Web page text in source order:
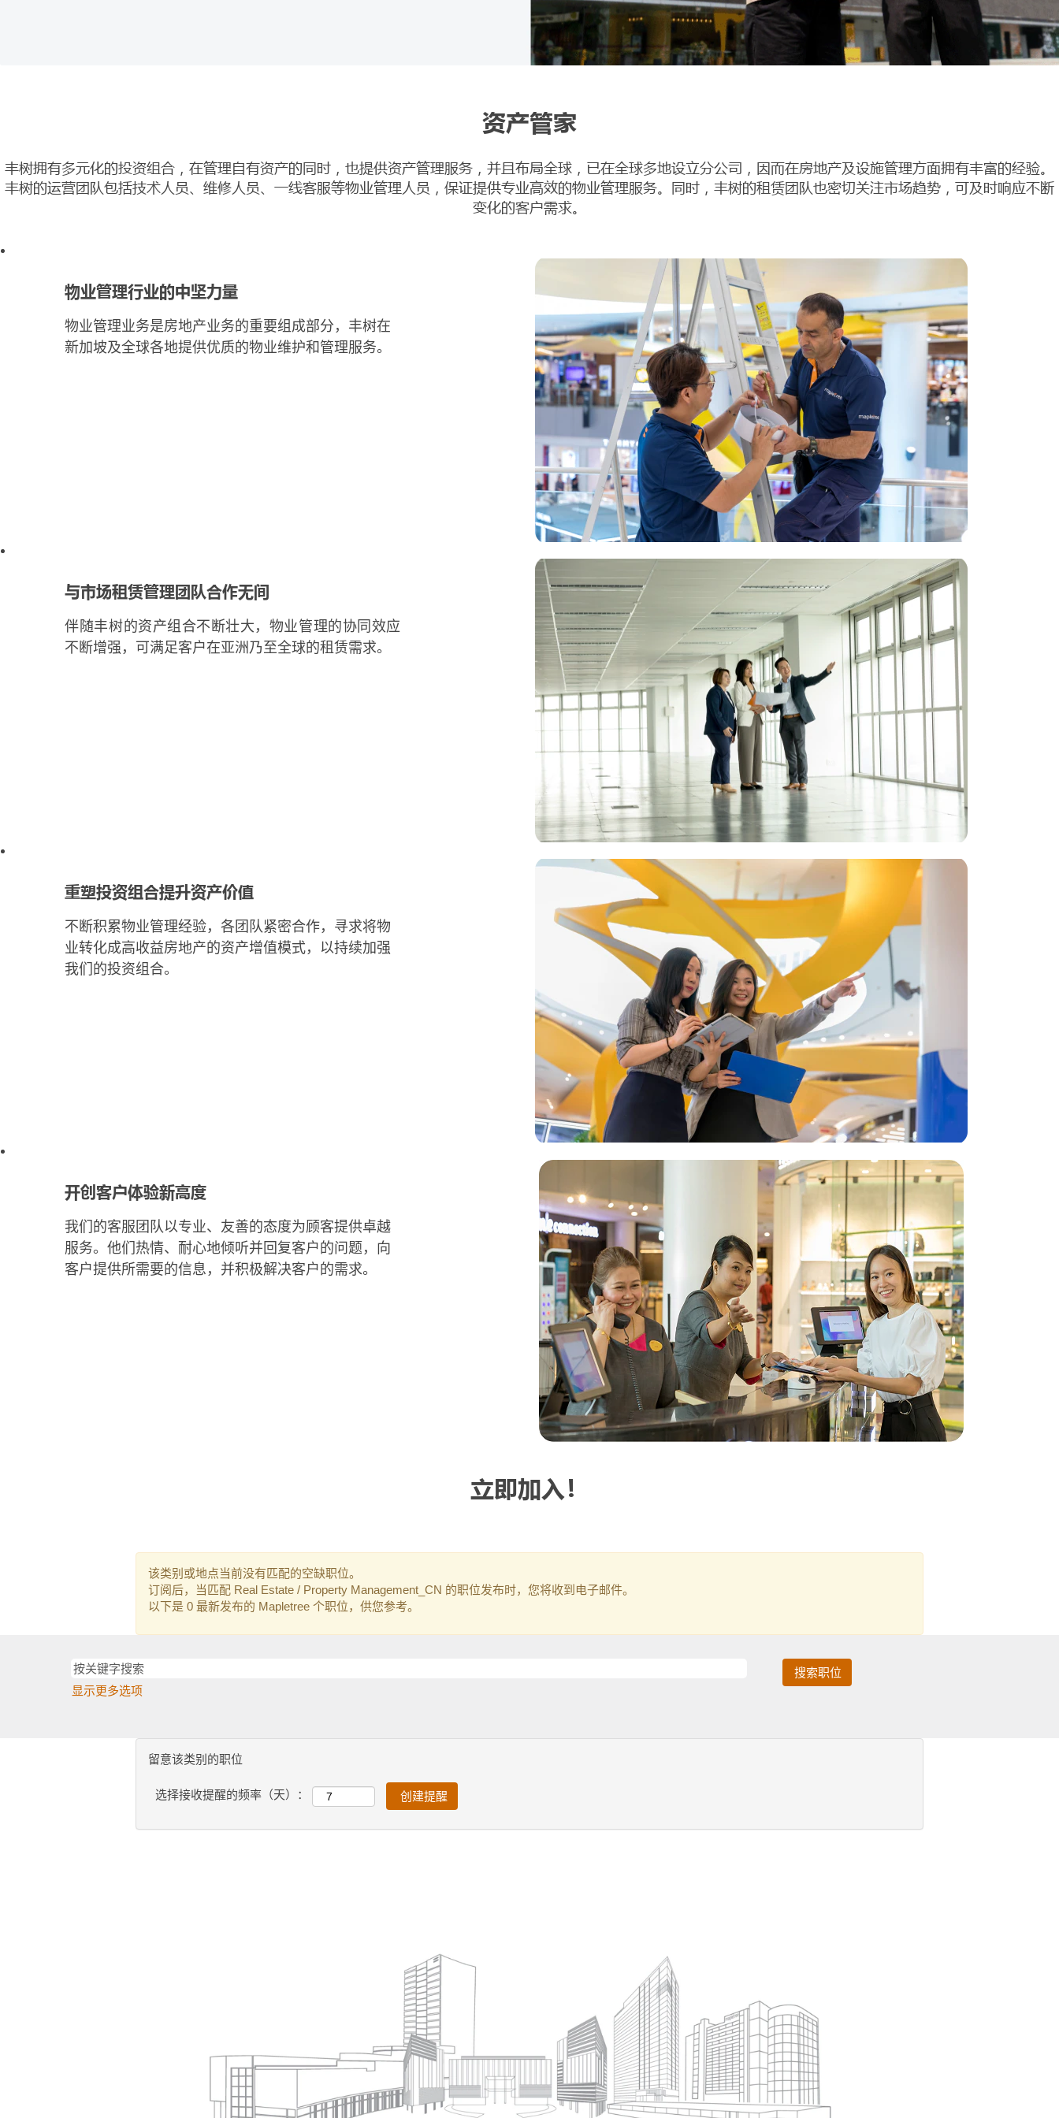
资产管家
丰树拥有多元化的投资组合，在管理自有资产的同时，也提供资产管理服务，并且布局全球，已在全球多地设立分公司，因而在房地产及设施管理方面拥有丰富的经验。
丰树的运营团队包括技术人员、维修人员、一线客服等物业管理人员，保证提供专业高效的物业管理服务。同时，丰树的租赁团队也密切关注市场趋势，可及时响应不断
变化的客户需求。
物业管理行业的中坚力量
物业管理业务是房地产业务的重要组成部分，丰树在
新加坡及全球各地提供优质的物业维护和管理服务。
与市场租赁管理团队合作无间
伴随丰树的资产组合不断壮大，物业管理的协同效应
不断增强，可满足客户在亚洲乃至全球的租赁需求。
重塑投资组合提升资产价值
不断积累物业管理经验，各团队紧密合作，寻求将物
业转化成高收益房地产的资产增值模式，以持续加强
我们的投资组合。
开创客户体验新高度
我们的客服团队以专业、友善的态度为顾客提供卓越
服务。他们热情、耐心地倾听并回复客户的问题，向
客户提供所需要的信息，并积极解决客户的需求。
立即加入！
该类别或地点当前没有匹配的空缺职位。
订阅后，当匹配 Real Estate / Property Management_CN 的职位发布时，您将收到电子邮件。
以下是 0 最新发布的 Mapletree 个职位，供您参考。
显示更多选项
留意该类别的职位
选择接收提醒的频率（天）：